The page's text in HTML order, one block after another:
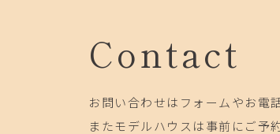
Contact
お問い合わせはフォームやお電
またモデルハウスは事前にご予